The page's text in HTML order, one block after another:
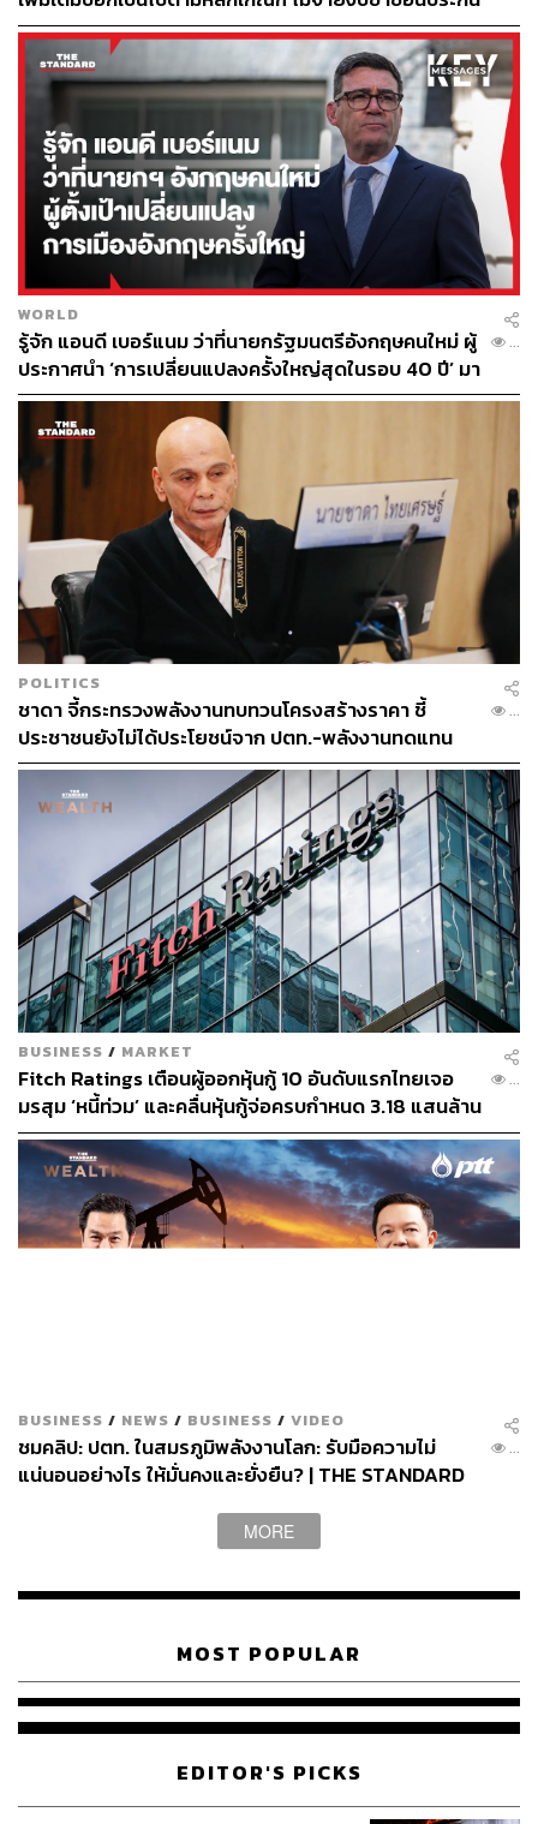
LOADING...
ABOUT THE AUTHOR
THE STANDARD WEALTH
สำนักข่าวเศรษฐกิจ ธุรกิจ และการลงทุน โดย
ทีมข่าว THE STANDARD
WORLD
รู้จัก แอนดี เบอร์แนม ว่าที่นายกรัฐมนตรีอังกฤษคนใหม่ ผู้
ประกาศนำ ‘การเปลี่ยนแปลงครั้งใหญ่สุดในรอบ 40 ปี’ มา
สู่การเมืองอังกฤษ
...
POLITICS
ชาดา จี้กระทรวงพลังงานทบทวนโครงสร้างราคา ชี้
ประชาชนยังไม่ได้ประโยชน์จาก ปตท.-พลังงานทดแทน
อย่างแท้จริง
...
BUSINESS / MARKET
Fitch Ratings เตือนผู้ออกหุ้นกู้ 10 อันดับแรกไทยเจอ
มรสุม ‘หนี้ท่วม’ และคลื่นหุ้นกู้จ่อครบกำหนด 3.18 แสนล้าน
บาทในปีนี้ จับตาความเสี่ยงรีไฟแนนซ์
...
BUSINESS / NEWS / BUSINESS / VIDEO
ชมคลิป: ปตท. ในสมรภูมิพลังงานโลก: รับมือความไม่
แน่นอนอย่างไร ให้มั่นคงและยั่งยืน? | THE STANDARD
...
MORE
MOST POPULAR
EDITOR'S PICKS